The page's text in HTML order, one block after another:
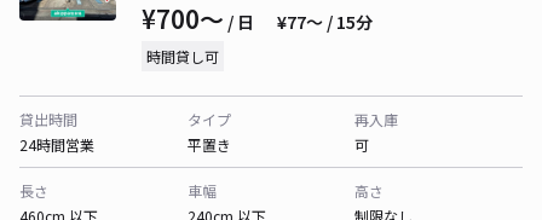
¥700〜 / 日 ¥77〜 / 15分
時間貸し可
貸出時間
24時間営業
タイプ
平置き
再入庫
可
長さ
460cm 以下
車幅
240cm 以下
高さ
制限なし